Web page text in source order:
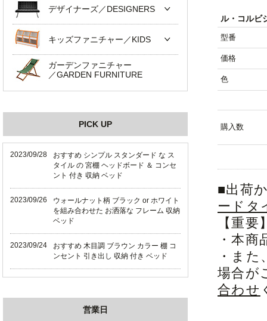
ル・コル
型番
価格
色
購入数
■出荷
ードタ
【重要
・本
・ま
場合が
合わせ
デザイナーズ／DESIGNERS
キッズファニチャー／KIDS
ガーデンファニチャー
／GARDEN FURNITURE
PICK UP
2023/09/28
おすすめ シンプル スタンダード な ス
タイル の 宮棚 ヘッドボード ＆ コンセ
ント 付き 収納 ベッド
2023/09/26
ウォールナット柄 ブラック or ホワイト
を組み合わせた お洒落な フレーム 収納
ベッド
2023/09/24
おすすめ 木目調 ブラウン カラー 棚 コ
ンセント 引き出し 収納 付き ベッド
2023/09/18
おすすめ 多機能 棚 ・ 照明 ・ コンセン
営業日